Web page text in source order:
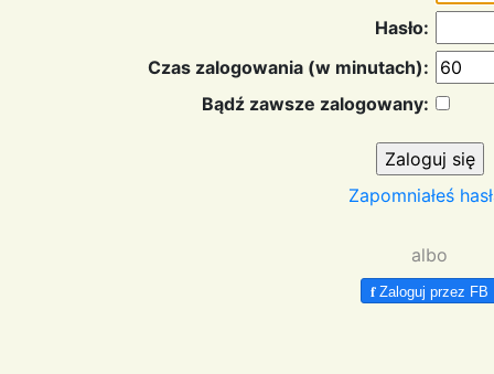
Hasło:
Czas zalogowania (w minutach):
Bądź zawsze zalogowany:
Zapomniałeś
albo
fZaloguj przez FB